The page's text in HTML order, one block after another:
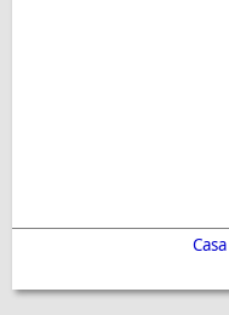
Casa